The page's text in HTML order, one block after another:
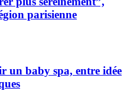
parisienne
baby spa, entre idée